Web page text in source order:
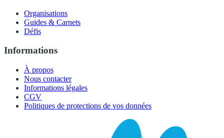
Organisations
Guides & Carnets
Défis
Informations
À propos
Nous contacter
Informations légales
CGV
Politiques de protections de vos données